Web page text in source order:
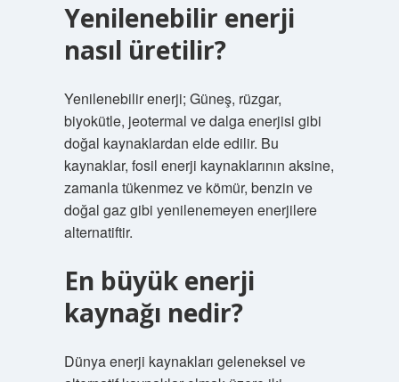
Yenilenebilir enerji
nasıl üretilir?
Yenilenebilir enerji; Güneş, rüzgar,
biyokütle, jeotermal ve dalga enerjisi gibi
doğal kaynaklardan elde edilir. Bu
kaynaklar, fosil enerji kaynaklarının aksine,
zamanla tükenmez ve kömür, benzin ve
doğal gaz gibi yenilenemeyen enerjilere
alternatiftir.
En büyük enerji
kaynağı nedir?
Dünya enerji kaynakları geleneksel ve